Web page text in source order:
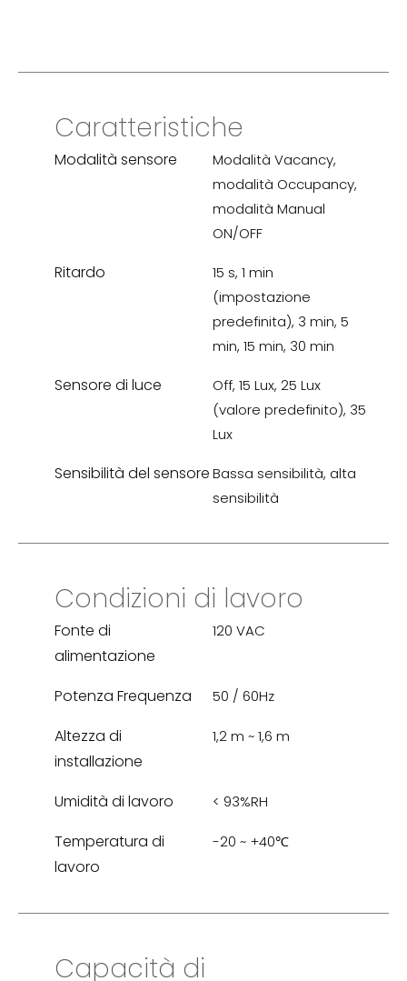
Caratteristiche
Modalità sensore
Modalità Vacancy,
modalità Occupancy,
modalità Manual
ON/OFF
Ritardo
15 s, 1 min
(impostazione
predefinita), 3 min, 5
min, 15 min, 30 min
Sensore di luce
Off, 15 Lux, 25 Lux
(valore predefinito), 35
Lux
Sensibilità del sensoreBassa sensibilità, alta
sensibilità
Condizioni di lavoro
Fonte di
alimentazione
120 VAC
Potenza Frequenza 50 / 60Hz
Altezza di
installazione
1,2 m ~ 1,6 m
Umidità di lavoro < 93%RH
Temperatura di
lavoro
-20 ~ +40℃
Capacità di